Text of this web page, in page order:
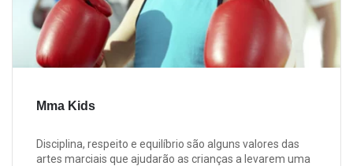
Mma Kids
Disciplina, respeito e equilíbrio são alguns valores das
artes marciais que ajudarão as crianças a levarem uma